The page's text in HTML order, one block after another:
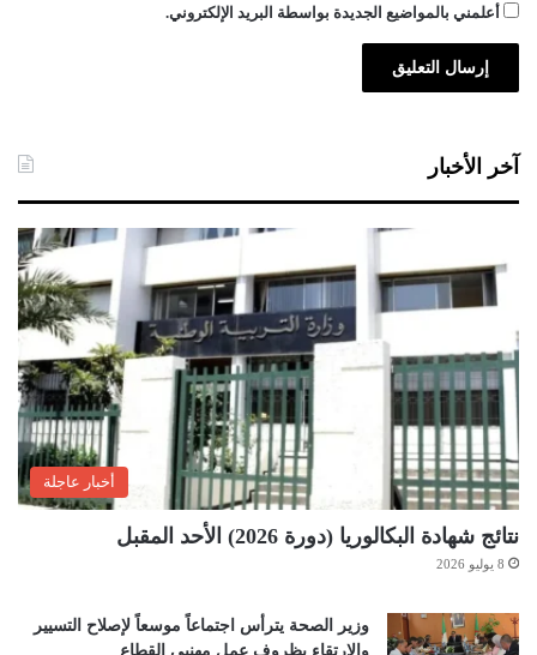
أعلمني بالمواضيع الجديدة بواسطة البريد الإلكتروني.
آخر الأخبار
أخبار عاجلة
نتائج شهادة البكالوريا (دورة 2026) الأحد المقبل
8 يوليو 2026
وزير الصحة يترأس اجتماعاً موسعاً لإصلاح التسيير
والارتقاء بظروف عمل مهنيي القطاع